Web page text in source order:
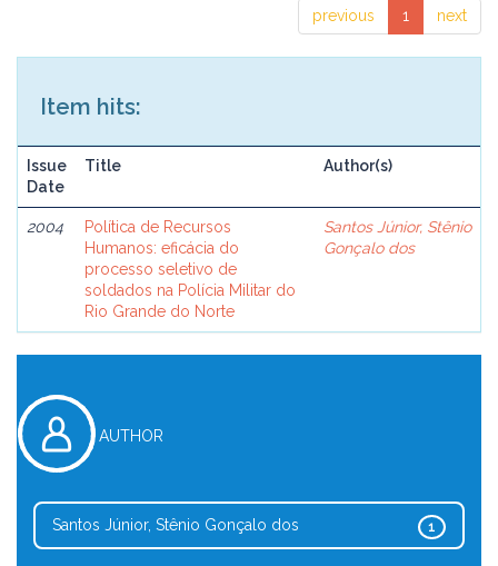
previous 1 next
Item hits:
Issue
Date
Title Author(s)
2004
Política de Recursos
Humanos: eficácia do
processo seletivo de
soldados na Polícia Militar do
Rio Grande do Norte
Santos Júnior, Stênio
Gonçalo dos
AUTHOR
1
Santos Júnior, Stênio Gonçalo dos